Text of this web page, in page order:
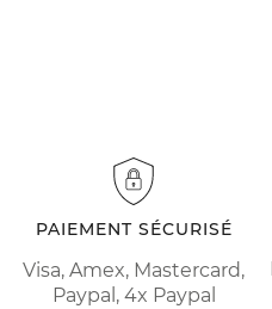
PAIEMENT SÉCURISÉ
Visa, Amex, Mastercard,
Paypal, 4x Paypal